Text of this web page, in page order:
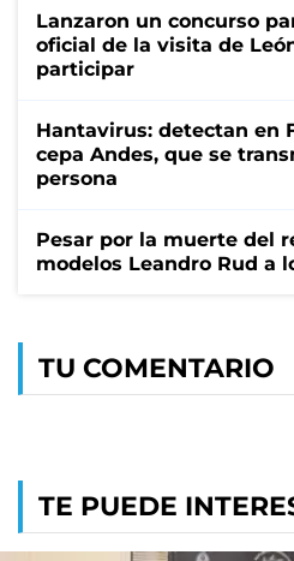
Lanzaron un concurso
oficial de la visita de
participar
Hantavirus: detectan en
cepa Andes, que se
persona
Pesar por la muerte del
modelos Leandro Rud a
TU COMENTARIO
TE PUEDE